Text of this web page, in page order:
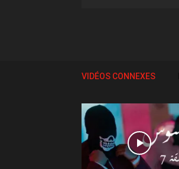
VIDÉOS CONNEXES